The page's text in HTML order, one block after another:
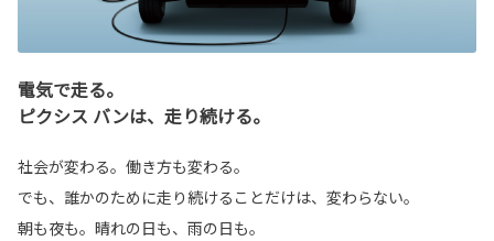
電気で走る。
ピクシス バンは、走り続ける。
社会が変わる。働き方も変わる。
でも、誰かのために走り続けることだけは、変わらない。
朝も夜も。晴れの日も、雨の日も。